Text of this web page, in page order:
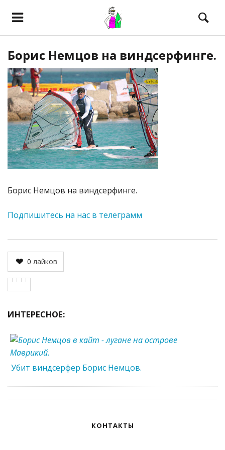
Борис Немцов на виндсерфинге.
Борис Немцов на виндсерфинге.
Подпишитесь на нас в телеграмм
0 лайков
ИНТЕРЕСНОЕ:
Убит виндсерфер Борис Немцов.
КОНТАКТЫ